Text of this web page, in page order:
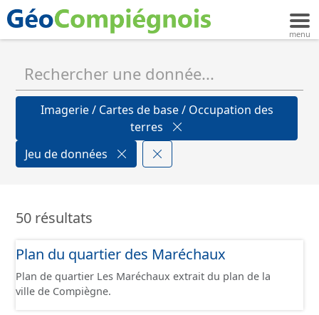
Imagerie / Cartes de base / Occupation des
terres
Jeu de données
50 résultats
Plan du quartier des Maréchaux
Plan de quartier Les Maréchaux extrait du plan de la
ville de Compiègne.